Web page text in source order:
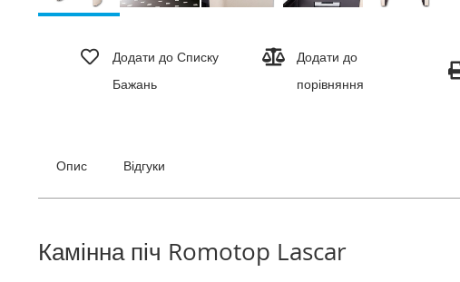
Додати до Списку
Бажань
Додати до
порівняння
Опис Відгуки
Камінна піч Romotop Lascar